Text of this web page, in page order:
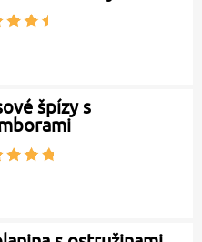
špízy s